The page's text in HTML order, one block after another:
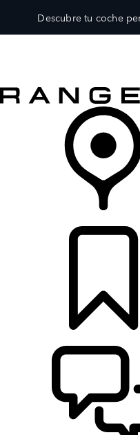
Descubre tu coche